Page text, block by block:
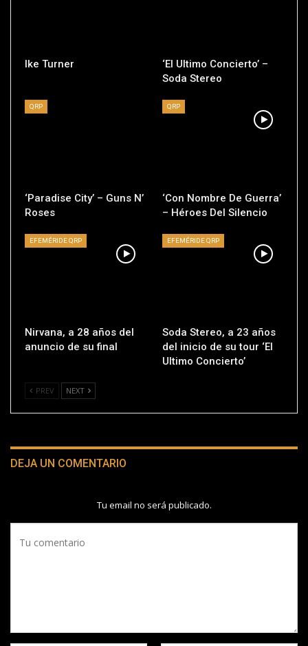
Ike Turner
‘El Ultimo Concierto’ –
Soda Stereo
QRP
‘Paradise City’ – Guns N’
Roses
QRP
‘Con Nombre De Guerra’
– Héroes Del Silencio
EFEMÉRIDE QRP
Nirvana, a 28 años del
anuncio de su final
EFEMÉRIDE QRP
Soda Stereo, a 23 años
del inicio de su tour ‘El
Ultimo Concierto’
PREV NEXT
DEJA UN COMENTARIO
Tu email no será publicado.